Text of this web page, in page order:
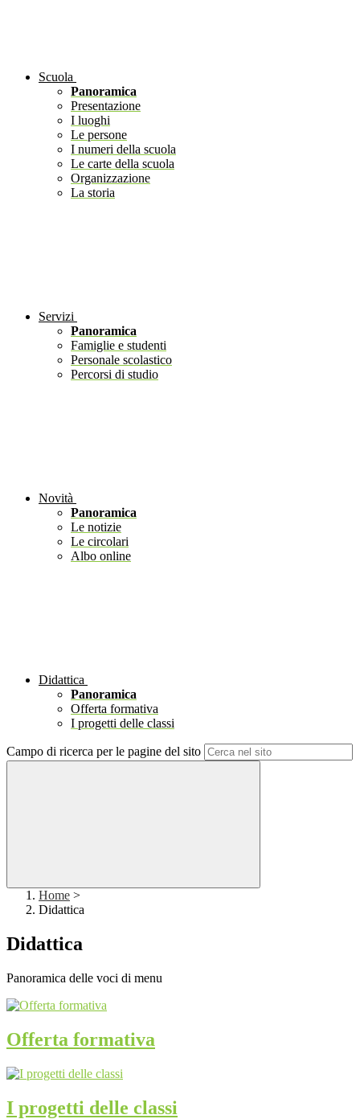
Scuola
Panoramica
Presentazione
I luoghi
Le persone
I numeri della scuola
Le carte della scuola
Organizzazione
La storia
Servizi
Panoramica
Famiglie e studenti
Personale scolastico
Percorsi di studio
Novità
Panoramica
Le notizie
Le circolari
Albo online
Didattica
Panoramica
Offerta formativa
I progetti delle classi
Campo di ricerca per le pagine del sito
Home >
Didattica
Didattica
Panoramica delle voci di menu
Offerta formativa
I progetti delle classi